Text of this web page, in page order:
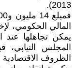
2013).
المالي الحكومي،
يمكن تجاهلها عند
المجلس النيابي،
الظروف الاقتصادية